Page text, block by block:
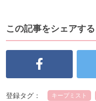
この記事をシェアする
登録タグ： キープミスト